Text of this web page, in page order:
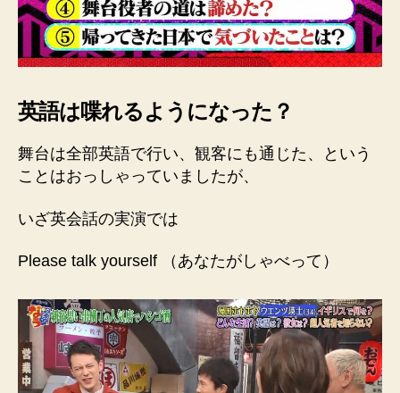
英語は喋れるようになった？
舞台は全部英語で行い、観客にも通じた、という
ことはおっしゃっていましたが、
いざ英会話の実演では
Please talk yourself （あなたがしゃべって）